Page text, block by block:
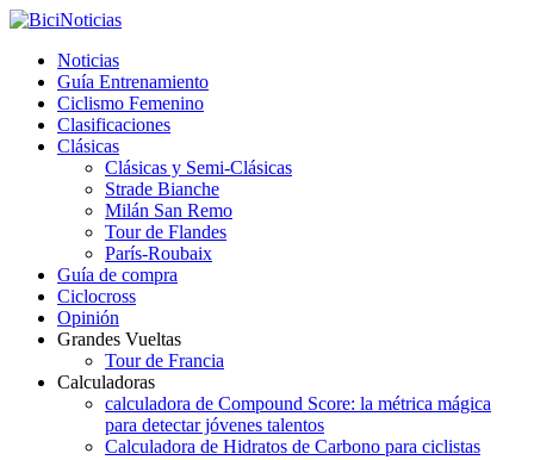
Noticias
Guía Entrenamiento
Ciclismo Femenino
Clasificaciones
Clásicas
Clásicas y Semi-Clásicas
Strade Bianche
Milán San Remo
Tour de Flandes
París-Roubaix
Guía de compra
Ciclocross
Opinión
Grandes Vueltas
Tour de Francia
Calculadoras
calculadora de Compound Score: la métrica mágica
para detectar jóvenes talentos
Calculadora de Hidratos de Carbono para ciclistas